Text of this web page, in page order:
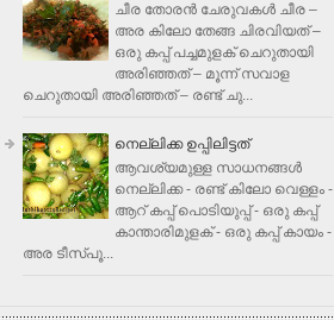
ചീര തോരന്‍ ചേരുവകള്‍ ചീര –
അര കിലോ തേങ്ങ ചിരവിയത് –
ഒരു കപ്പ് പച്ചമുളക് ചെറുതായി
അരിഞ്ഞത് – മൂന്ന് സവാള
ചെറുതായി അരിഞ്ഞത് – രണ്ട് ചു...
നെല്ലിക്ക ഉപ്പിലിട്ടത്
ആവശ്യമുള്ള സാധനങ്ങള്‍
നെല്ലിക്ക - രണ്ട് കിലോ വെള്ളം -
ആറ് കപ്പ് പൊടിയുപ്പ് - ഒരു കപ്പ്
കാന്താരിമുളക് - ഒരു കപ്പ് കായം -
അര ടീസ്പൂ...